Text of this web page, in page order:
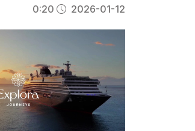
0:20 2026-01-12